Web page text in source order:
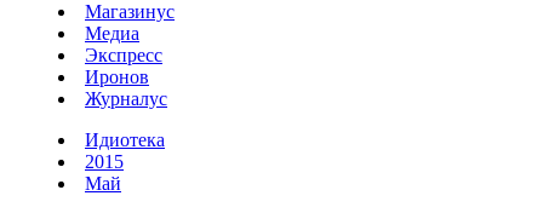
Магазинус
Медиа
Экспресс
Иронов
Журналус
Идиотека
2015
Май